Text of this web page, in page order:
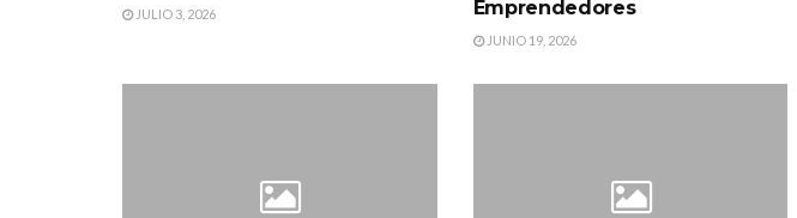
JULIO 3, 2026
Emprendedores
JUNIO 19, 2026